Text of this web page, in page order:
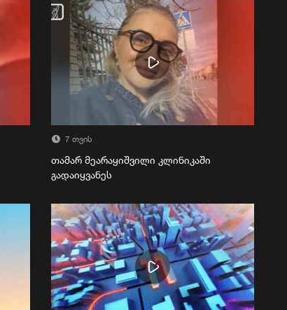
7 თვის
თამარ მეარაყიშვილი კლინიკაში
გადაიყვანეს